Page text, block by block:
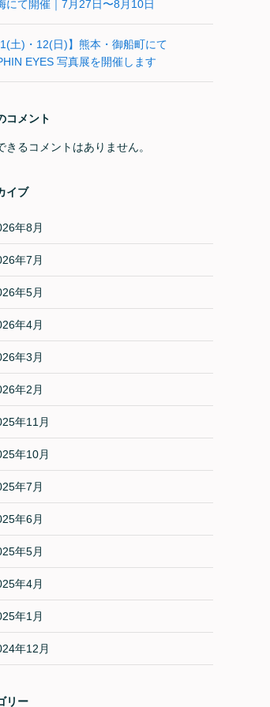
にて開催｜7月27日〜8月10日
土)・12(日)】熊本・御船町にて
EYES 写真展を開催します
コメント
きるコメントはありません。
イブ
年8月
年7月
年5月
年4月
年3月
年2月
年11月
年10月
年7月
年6月
年5月
年4月
年1月
年12月
リー